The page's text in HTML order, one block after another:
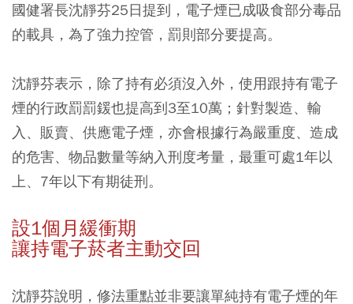
國健署長沈靜芬25日提到，電子煙已成吸食部分毒品
的載具，為了強力控管，罰則部分要提高。
沈靜芬表示，除了持有必須沒入外，使用跟持有電子
煙的行政罰罰鍰也提高到3至10萬；針對製造、輸
入、販賣、供應電子煙，亦會根據行為嚴重度、造成
的危害、物品數量等納入刑度考量，最重可處1年以
上、7年以下有期徒刑。
設1個月緩衝期
讓持電子菸者主動交回
沈靜芬說明，修法重點並非要讓單純持有電子煙的年